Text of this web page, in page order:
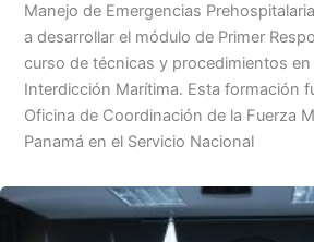
Manejo de Emergencias
a desarrollar el módulo de Primer
curso de técnicas y procedimientos
Interdicción Marítima. Esta formación
Oficina de Coordinación de la Fuerza
Panamá en el Servicio Nacional